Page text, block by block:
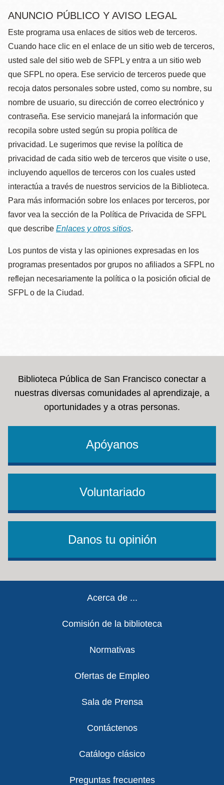
ANUNCIO PÚBLICO Y AVISO LEGAL
Este programa usa enlaces de sitios web de terceros.
Cuando hace clic en el enlace de un sitio web de terceros,
usted sale del sitio web de SFPL y entra a un sitio web
que SFPL no opera. Ese servicio de terceros puede que
recoja datos personales sobre usted, como su nombre, su
nombre de usuario, su dirección de correo electrónico y
contraseña. Ese servicio manejará la información que
recopila sobre usted según su propia política de
privacidad. Le sugerimos que revise la política de
privacidad de cada sitio web de terceros que visite o use,
incluyendo aquellos de terceros con los cuales usted
interactúa a través de nuestros servicios de la Biblioteca.
Para más información sobre los enlaces por terceros, por
favor vea la sección de la Política de Privacida de SFPL
que describe Enlaces y otros sitios.
Los puntos de vista y las opiniones expresadas en los
programas presentados por grupos no afiliados a SFPL no
reflejan necesariamente la política o la posición oficial de
SFPL o de la Ciudad.
Biblioteca Pública de San Francisco conectar a
nuestras diversas comunidades al aprendizaje, a
oportunidades y a otras personas.
Apóyanos
Voluntariado
Danos tu opinión
Acerca de ...
Comisión de la biblioteca
Normativas
Ofertas de Empleo
Sala de Prensa
Contáctenos
Catálogo clásico
Preguntas frecuentes